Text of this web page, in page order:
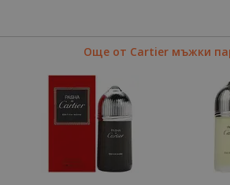
Още от Cartier мъжки